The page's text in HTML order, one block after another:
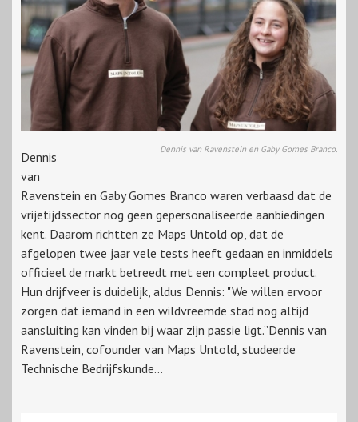
Dennis van Ravenstein en Gaby Gomes Branco.
Dennis
van
Ravenstein en Gaby Gomes Branco waren verbaasd dat de
vrijetijdssector nog geen gepersonaliseerde aanbiedingen
kent. Daarom richtten ze Maps Untold op, dat de
afgelopen twee jaar vele tests heeft gedaan en inmiddels
officieel de markt betreedt met een compleet product.
Hun drijfveer is duidelijk, aldus Dennis: "We willen ervoor
zorgen dat iemand in een wildvreemde stad nog altijd
aansluiting kan vinden bij waar zijn passie ligt.”Dennis van
Ravenstein, cofounder van Maps Untold, studeerde
Technische Bedrijfskunde...